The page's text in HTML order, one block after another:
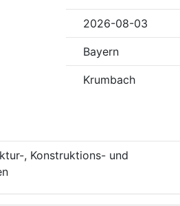
2026-08-03
Bayern
Krumbach
, Konstruktions- und